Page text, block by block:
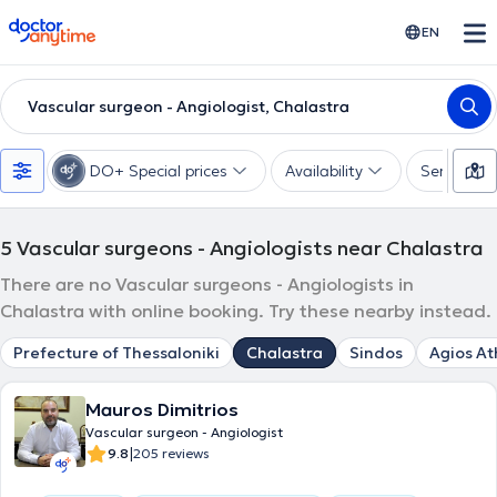
doctoranytime EN
Vascular surgeon - Angiologist, Chalastra
DO+ Special prices Availability Services
5 Vascular surgeons - Angiologists near Chalastra
There are no Vascular surgeons - Angiologists in
Chalastra with online booking. Try these nearby instead.
Prefecture of Thessaloniki Chalastra Sindos Agios
Mauros Dimitrios
Vascular surgeon - Angiologist
9.8|205 reviews